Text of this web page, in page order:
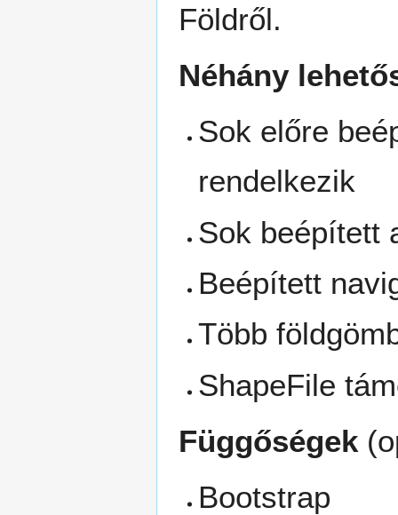
Földről.
Néhány
Sok előre
rendelkezik
Sok beépített
Beépített
Több
ShapeFile
Függőségek
Bootstrap